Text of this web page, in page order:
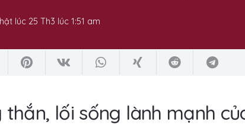
lúc 25 Th3 lúc 1:51 am
lối sống lành mạnh